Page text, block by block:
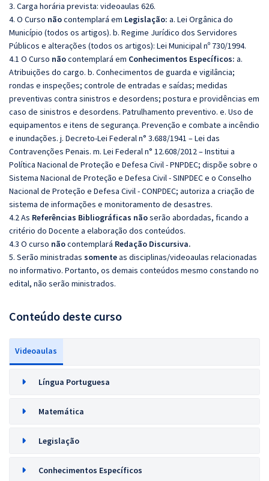
3. Carga horária prevista: videoaulas 626.
4. O Curso nãocontemplará em Legislação: a. Lei Orgânica do
Município (todos os artigos). b. Regime Jurídico dos Servidores
Públicos e alterações (todos os artigos): Lei Municipal nº 730/1994.
4.1 O Curso nãocontemplará em Conhecimentos Específicos: a.
Atribuições do cargo. b. Conhecimentos de guarda e vigilância;
rondas e inspeções; controle de entradas e saídas; medidas
preventivas contra sinistros e desordens; postura e providências em
caso de sinistros e desordens. Patrulhamento preventivo. e. Uso de
equipamentos e itens de segurança. Prevenção e combate a incêndio
e inundações. j. Decreto-Lei Federal n° 3.688/1941 – Lei das
Contravenções Penais. m. Lei Federal n° 12.608/2012 – Institui a
Política Nacional de Proteção e Defesa Civil - PNPDEC; dispõe sobre o
Sistema Nacional de Proteção e Defesa Civil - SINPDEC e o Conselho
Nacional de Proteção e Defesa Civil - CONPDEC; autoriza a criação de
sistema de informações e monitoramento de desastres.
4.2 As Referências Bibliográficas nãoserão abordadas, ficando a
critério do Docente a elaboração dos conteúdos.
4.3 O curso nãocontemplará Redação Discursiva.
5. Serão ministradas somenteas disciplinas/videoaulas relacionadas
no informativo. Portanto, os demais conteúdos mesmo constando no
edital, não serão ministrados.
Conteúdo deste curso
Videoaulas
Língua Portuguesa
Matemática
Legislação
Conhecimentos Específicos